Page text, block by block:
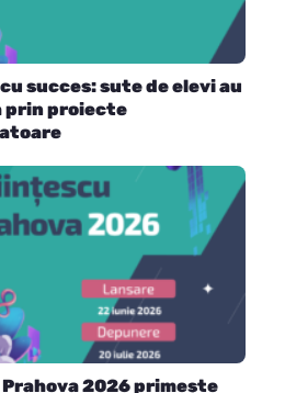
succes: sute de elevi au
proiecte
2026 primește